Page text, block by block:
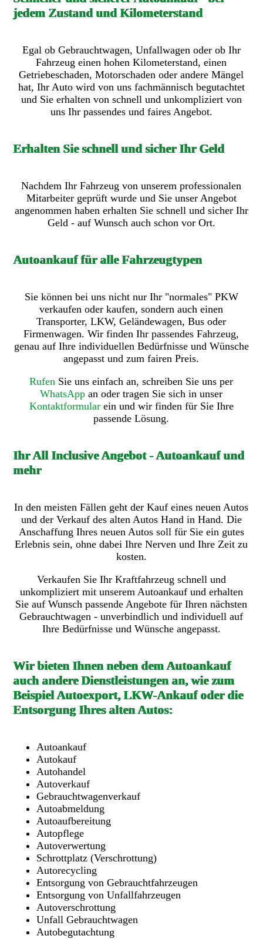
jedem Zustand und Kilometerstand
Egal ob Gebrauchtwagen, Unfallwagen oder ob Ihr
Fahrzeug einen hohen Kilometerstand, einen
Getriebeschaden, Motorschaden oder andere Mängel
hat, Ihr Auto wird von uns fachmännisch begutachtet
und Sie erhalten von schnell und unkompliziert von
uns Ihr passendes und faires Angebot.
Erhalten Sie schnell und sicher Ihr Geld
Nachdem Ihr Fahrzeug von unserem professionalen
Mitarbeiter geprüft wurde und Sie unser Angebot
angenommen haben erhalten Sie schnell und sicher Ihr
Geld - auf Wunsch auch schon vor Ort.
Autoankauf für alle Fahrzeugtypen
Sie können bei uns nicht nur Ihr "normales" PKW
verkaufen oder kaufen, sondern auch einen
Transporter, LKW, Geländewagen, Bus oder
Firmenwagen. Wir finden Ihr passendes Fahrzeug,
genau auf Ihre individuellen Bedürfnisse und Wünsche
angepasst und zum fairen Preis.
Rufen Sie uns einfach an, schreiben Sie uns per
WhatsApp an oder tragen Sie sich in unser
Kontaktformularein und wir finden für Sie Ihre
passende Lösung.
Ihr All Inclusive Angebot - Autoankauf und
mehr
In den meisten Fällen geht der Kauf eines neuen Autos
und der Verkauf des alten Autos Hand in Hand. Die
Anschaffung Ihres neuen Autos soll für Sie ein gutes
Erlebnis sein, ohne dabei Ihre Nerven und Ihre Zeit zu
kosten.
Verkaufen Sie Ihr Kraftfahrzeug schnell und
unkompliziert mit unserem Autoankauf und erhalten
Sie auf Wunsch passende Angebote für Ihren nächsten
Gebrauchtwagen - unverbindlich und individuell auf
Ihre Bedürfnisse und Wünsche angepasst.
Wir bieten Ihnen neben dem Autoankauf
auch andere Dienstleistungen an, wie zum
Beispiel Autoexport, LKW-Ankauf oder die
Entsorgung Ihres alten Autos:
Autoankauf
Autokauf
Autohandel
Autoverkauf
Gebrauchtwagenverkauf
Autoabmeldung
Autoaufbereitung
Autopflege
Autoverwertung
Schrottplatz (Verschrottung)
Autorecycling
Entsorgung von Gebrauchtfahrzeugen
Entsorgung von Unfallfahrzeugen
Autoverschrottung
Unfall Gebrauchtwagen
Autobegutachtung